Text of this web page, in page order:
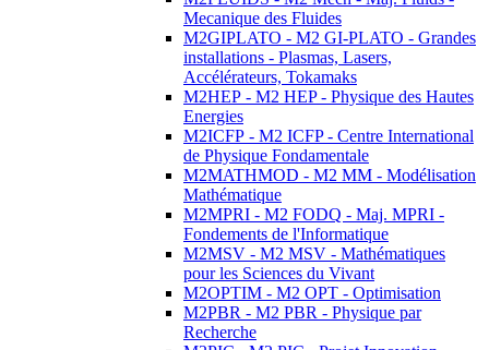
Mecanique des Fluides
M2GIPLATO - M2 GI-PLATO - Grandes
installations - Plasmas, Lasers,
Accélérateurs, Tokamaks
M2HEP - M2 HEP - Physique des Hautes
Energies
M2ICFP - M2 ICFP - Centre International
de Physique Fondamentale
M2MATHMOD - M2 MM - Modélisation
Mathématique
M2MPRI - M2 FODQ - Maj. MPRI -
Fondements de l'Informatique
M2MSV - M2 MSV - Mathématiques
pour les Sciences du Vivant
M2OPTIM - M2 OPT - Optimisation
M2PBR - M2 PBR - Physique par
Recherche